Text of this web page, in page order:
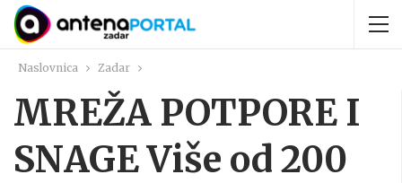
Naslovnica Zadar
MREŽA POTPORE I
SNAGE Više od 200